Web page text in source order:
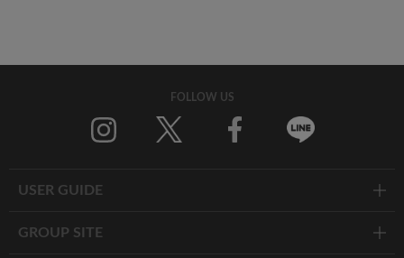
FOLLOW US
USER GUIDE
GROUP SITE